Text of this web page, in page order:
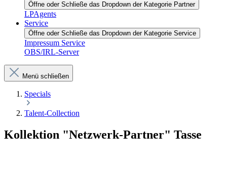
Öffne oder Schließe das Dropdown der Kategorie Partner
LPAgents
Service
Öffne oder Schließe das Dropdown der Kategorie Service
Impressum Service
OBS/IRL-Server
Menü schließen
Specials
Talent-Collection
Kollektion "Netzwerk-Partner" Tasse